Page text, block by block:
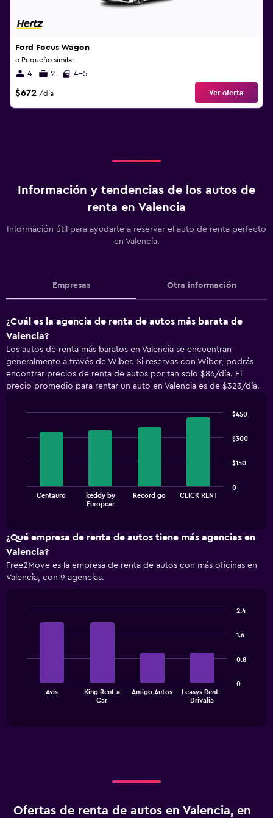
Ford Focus Wagon
o Pequeño similar
4 2 4-5
$672 /día Ver oferta
Información y tendencias de los autos de
renta en Valencia
Información útil para ayudarte a reservar el auto de renta perfecto
en Valencia.
Empresas Otra información
¿Cuál es la agencia de renta de autos más barata de
Valencia?
Los autos de renta más baratos en Valencia se encuentran
generalmente a través de Wiber. Si reservas con Wiber, podrás
encontrar precios de renta de autos por tan solo $86/día. El
precio promedio para rentar un auto en Valencia es de $323/día.
chart
bars.
The
chart
X
axis
displaying
categories.
Range:
chart
displaying
values.
graphic.
Centauro
keddy by
Europcar
Record go CLICK RENT
0
$150
$300
$450
¿Qué empresa de renta de autos tiene más agencias en
Valencia?
Free2Move es la empresa de renta de autos con más oficinas en
Valencia, con 9 agencias.
bars.
The
The
Avis
King Rent a
Car
Amigo Autos
Leasys Rent -
Drivalia
0
0.8
1.6
2.4
Ofertas de renta de autos en Valencia, en